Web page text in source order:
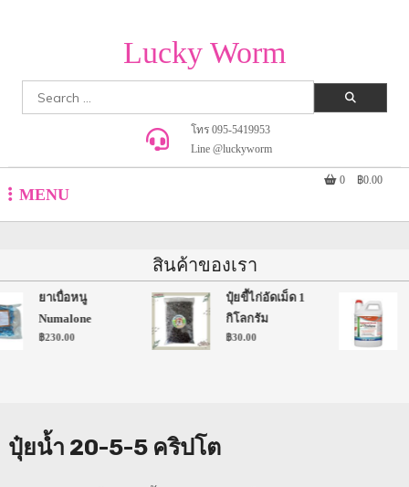
Lucky Worm
Search
โทร 095-5419953
Line @luckyworm
MENU
0 ฿0.00
สินค้าของเรา
ยาเบื่อหนู
Numalone
฿230.00
ปุ๋ยขี้ไก่อัดเม็ด 1
กิโลกรัม
฿30.00
ปุ๋ยน้ำ 20-5-5 คริปโต